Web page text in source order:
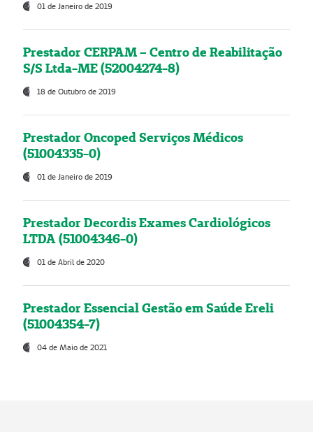
01 de Janeiro de 2019
Prestador CERPAM – Centro de Reabilitação
S/S Ltda-ME (52004274-8)
18 de Outubro de 2019
Prestador Oncoped Serviços Médicos
(51004335-0)
01 de Janeiro de 2019
Prestador Decordis Exames Cardiológicos
LTDA (51004346-0)
01 de Abril de 2020
Prestador Essencial Gestão em Saúde Ereli
(51004354-7)
04 de Maio de 2021